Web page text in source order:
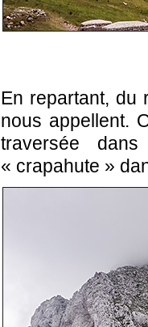
En repartant, du
nous appellent.
traversée
« crapahute »